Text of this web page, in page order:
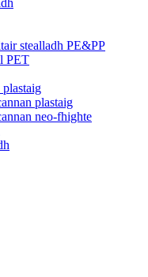
stealladh PE&PP
PET
plastaig
plastaig
neo-fhighte